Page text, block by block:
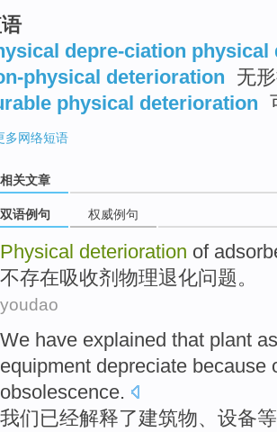
depre-ciation physical
physical deterioration 无
physical deterioration
多网络短语
相关文章
双语例句 权威例句
Physical deterioration of
不存在吸收剂 物理退化问题。
youdao
We have explained that plant
equipment depreciate because
obsolescence.
我们已经解释了建筑物、 设备等